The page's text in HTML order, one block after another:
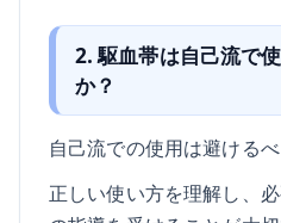
2. 駆血帯は自己流で
か？
自己流での使用は避けるべ
正しい使い方を理解し、